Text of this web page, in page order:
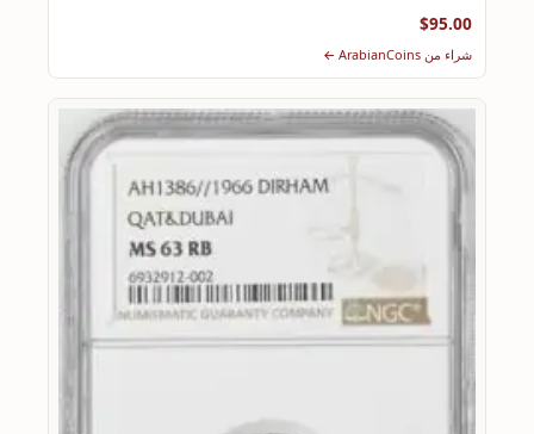
$95.00
شراء من ArabianCoins ←